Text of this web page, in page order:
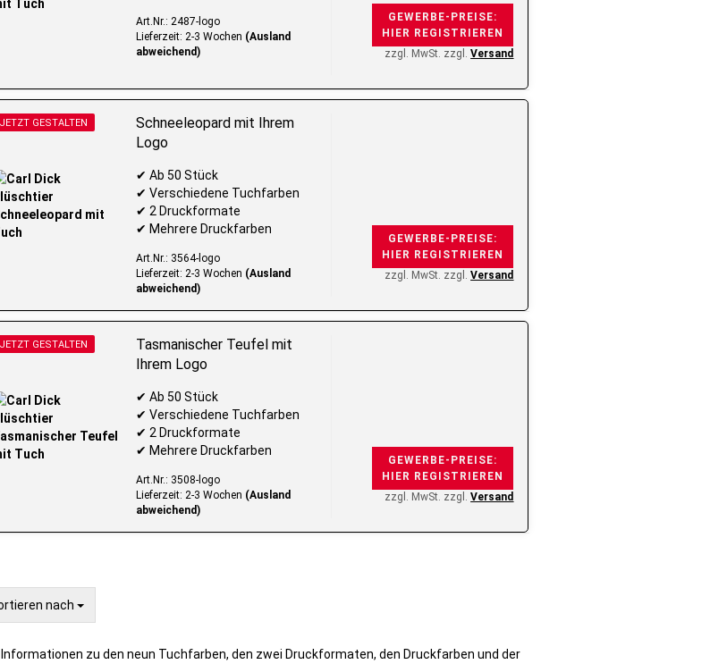
Art.Nr.: 2487-logo
Lieferzeit: 2-3 Wochen (Ausland
abweichend)
GEWERBE-PREISE:
HIER REGISTRIEREN
zzgl. MwSt. zzgl.Versand
JETZT GESTALTEN
Schneeleopard mit Ihrem
Logo
✔ Ab 50 Stück
✔ Verschiedene Tuchfarben
✔ 2 Druckformate
✔ Mehrere Druckfarben
Art.Nr.: 3564-logo
Lieferzeit: 2-3 Wochen (Ausland
abweichend)
GEWERBE-PREISE:
HIER REGISTRIEREN
zzgl. MwSt. zzgl.Versand
JETZT GESTALTEN
Tasmanischer Teufel mit
Ihrem Logo
✔ Ab 50 Stück
✔ Verschiedene Tuchfarben
✔ 2 Druckformate
✔ Mehrere Druckfarben
Art.Nr.: 3508-logo
Lieferzeit: 2-3 Wochen (Ausland
abweichend)
GEWERBE-PREISE:
HIER REGISTRIEREN
zzgl. MwSt. zzgl.Versand
nach
nach
Informationen zu den neun Tuchfarben, den zwei Druckformaten, den Druckfarben und der